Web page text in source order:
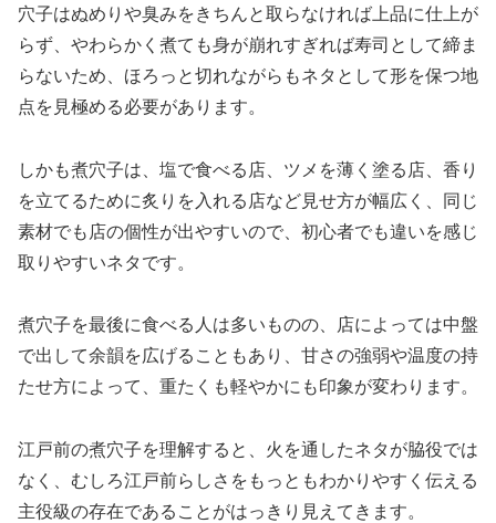
穴子はぬめりや臭みをきちんと取らなければ上品に仕上が
らず、やわらかく煮ても身が崩れすぎれば寿司として締ま
らないため、ほろっと切れながらもネタとして形を保つ地
点を見極める必要があります。
しかも煮穴子は、塩で食べる店、ツメを薄く塗る店、香り
を立てるために炙りを入れる店など見せ方が幅広く、同じ
素材でも店の個性が出やすいので、初心者でも違いを感じ
取りやすいネタです。
煮穴子を最後に食べる人は多いものの、店によっては中盤
で出して余韻を広げることもあり、甘さの強弱や温度の持
たせ方によって、重たくも軽やかにも印象が変わります。
江戸前の煮穴子を理解すると、火を通したネタが脇役では
なく、むしろ江戸前らしさをもっともわかりやすく伝える
主役級の存在であることがはっきり見えてきます。